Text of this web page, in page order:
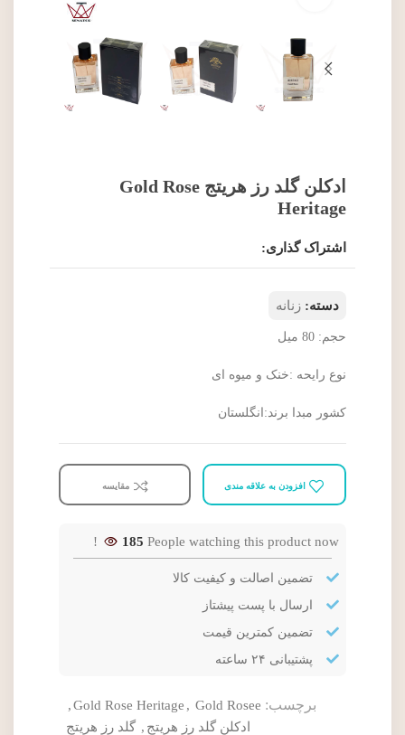
ادکلن گلد رز هریتج Gold Rose
Heritage
اشتراک گذاری:
دسته: زنانه
حجم: 80 میل
نوع رایحه :خنک و میوه ای
کشور مبدا برند:انگلستان
افزودن به علاقه مندی مقایسه
185 People watching this product now!
تضمین اصالت و کیفیت کالا
ارسال با پست پیشتاز
تضمین کمترین قیمت
پشتیبانی ۲۴ ساعته
برچسب: Gold Rose Heritage , Gold Rosee
,
ادکلن گلد رز هریتج , گلد رز هریتج